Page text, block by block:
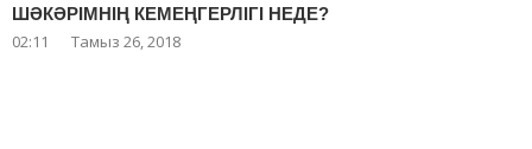
ШӘКӘРІМНІҢ КЕМЕҢГЕРЛІГІ НЕДЕ?
02:11 Тамыз 26, 2018